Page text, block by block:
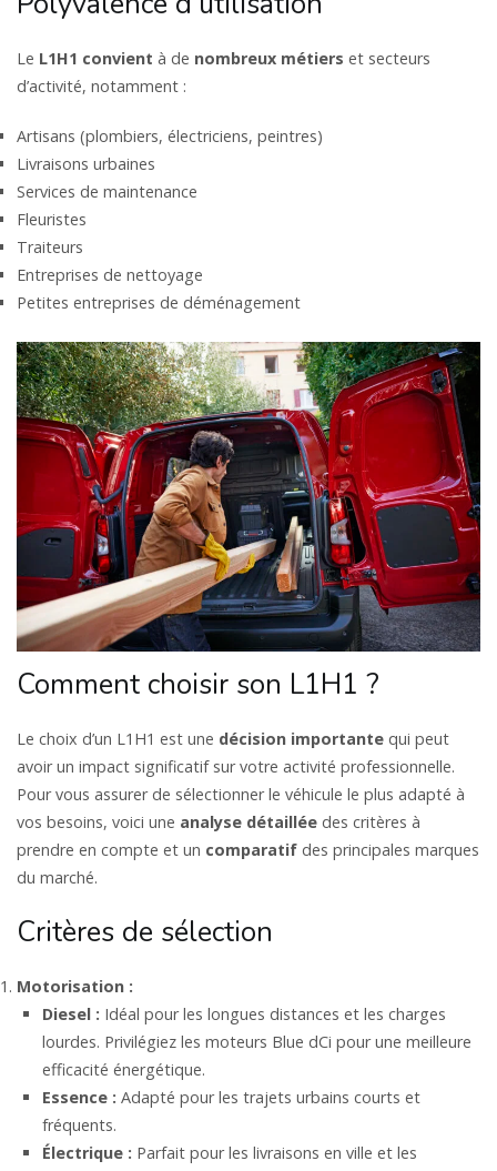
Le L1H1 convient à de nombreux métiers et secteurs
d’activité, notamment :
Artisans (plombiers, électriciens, peintres)
Livraisons urbaines
Services de maintenance
Fleuristes
Traiteurs
Entreprises de nettoyage
Petites entreprises de déménagement
Comment choisir son L1H1 ?
Le choix d’un L1H1 est une décision importante qui peut
avoir un impact significatif sur votre activité professionnelle.
Pour vous assurer de sélectionner le véhicule le plus adapté à
vos besoins, voici une analyse détaillée des critères à
prendre en compte et un comparatif des principales marques
du marché.
Critères de sélection
Motorisation :
Diesel : Idéal pour les longues distances et les charges
lourdes. Privilégiez les moteurs Blue dCi pour une meilleure
efficacité énergétique.
Essence :Adapté pour les trajets urbains courts et
fréquents.
Électrique : Parfait pour les livraisons en ville et les